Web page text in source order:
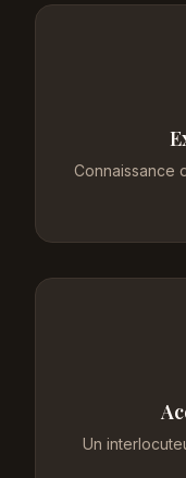
Connaissance
Un